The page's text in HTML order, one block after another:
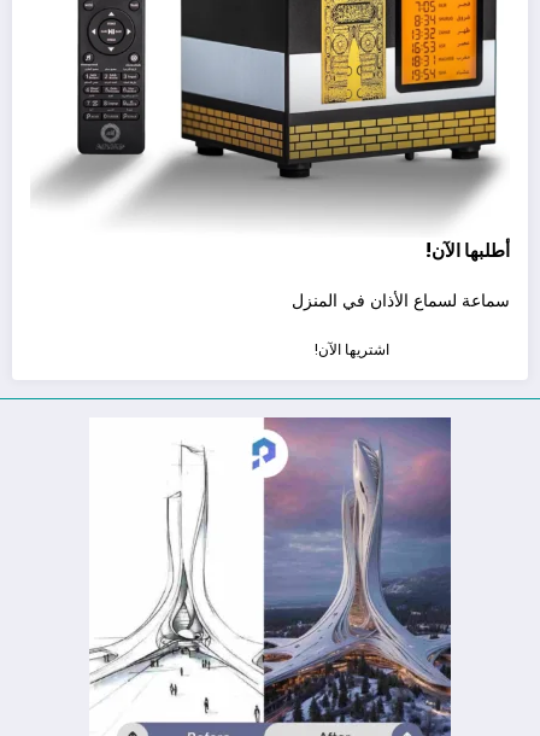
أطلبها الآن!
سماعة لسماع الأذان في المنزل
اشتريها الآن!